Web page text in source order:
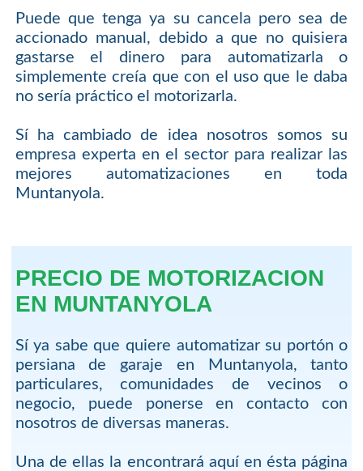
Puede que tenga ya su cancela pero sea de
accionado manual, debido a que no quisiera
gastarse el dinero para automatizarla o
simplemente creía que con el uso que le daba
no sería práctico el motorizarla.
Sí ha cambiado de idea nosotros somos su
empresa experta en el sector para realizar las
mejores automatizaciones en toda
Muntanyola.
PRECIO DE MOTORIZACION
EN MUNTANYOLA
Sí ya sabe que quiere automatizar su portón o
persiana de garaje en Muntanyola, tanto
particulares, comunidades de vecinos o
negocio, puede ponerse en contacto con
nosotros de diversas maneras.
Una de ellas la encontrará aquí en ésta página